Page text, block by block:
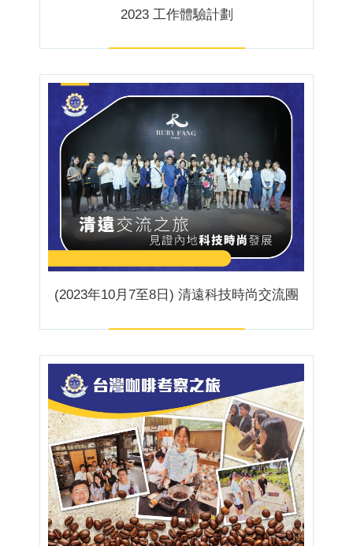
2023 工作體驗計劃
(2023年10月7至8日) 清遠科技時尚交流團